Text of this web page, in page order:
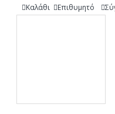
Καλάθι Επιθυμητό